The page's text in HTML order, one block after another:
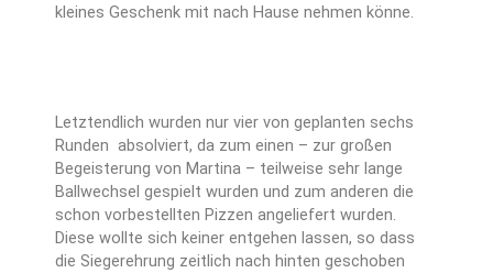
kleines Geschenk mit nach Hause nehmen könne.
Letztendlich wurden nur vier von geplanten sechs
Runden absolviert, da zum einen – zur großen
Begeisterung von Martina – teilweise sehr lange
Ballwechsel gespielt wurden und zum anderen die
schon vorbestellten Pizzen angeliefert wurden.
Diese wollte sich keiner entgehen lassen, so dass
die Siegerehrung zeitlich nach hinten geschoben